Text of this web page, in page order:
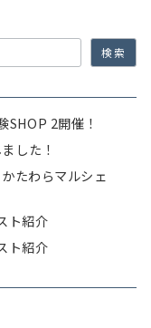
検索
SHOP 2開催！
した！
たわらマルシェ
ト紹介
ト紹介